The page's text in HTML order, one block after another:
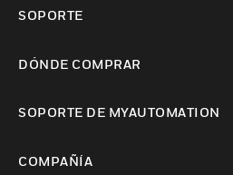
SOPORTE
DÓNDE COMPRAR
SOPORTE DE MYAUTOMATION
COMPAÑÍA